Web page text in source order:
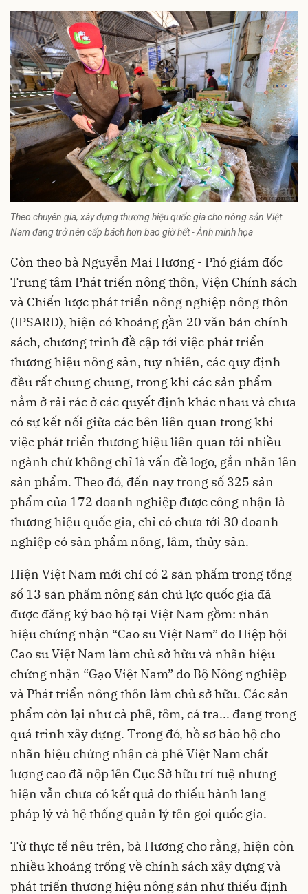
Theo chuyên gia, xây dựng thương hiệu quốc gia cho nông sản Việt
Nam đang trở nên cấp bách hơn bao giờ hết - Ảnh minh họa
Còn theo bà Nguyễn Mai Hương - Phó giám đốc
Trung tâm Phát triển nông thôn, Viện Chính sách
và Chiến lược phát triển nông nghiệp nông thôn
(IPSARD), hiện có khoảng gần 20 văn bản chính
sách, chương trình đề cập tới việc phát triển
thương hiệu nông sản, tuy nhiên, các quy định
đều rất chung chung, trong khi các sản phẩm
nằm ở rải rác ở các quyết định khác nhau và chưa
có sự kết nối giữa các bên liên quan trong khi
việc phát triển thương hiệu liên quan tới nhiều
ngành chứ không chỉ là vấn đề logo, gắn nhãn lên
sản phẩm. Theo đó, đến nay trong số 325 sản
phẩm của 172 doanh nghiệp được công nhận là
thương hiệu quốc gia, chỉ có chưa tới 30 doanh
nghiệp có sản phẩm nông, lâm, thủy sản.
Hiện Việt Nam mới chỉ có 2 sản phẩm trong tổng
số 13 sản phẩm nông sản chủ lực quốc gia đã
được đăng ký bảo hộ tại Việt Nam gồm: nhãn
hiệu chứng nhận “Cao su Việt Nam” do Hiệp hội
Cao su Việt Nam làm chủ sở hữu và nhãn hiệu
chứng nhận “Gạo Việt Nam” do Bộ Nông nghiệp
và Phát triển nông thôn làm chủ sở hữu. Các sản
phẩm còn lại như cà phê, tôm, cá tra... đang trong
quá trình xây dựng. Trong đó, hồ sơ bảo hộ cho
nhãn hiệu chứng nhận cà phê Việt Nam chất
lượng cao đã nộp lên Cục Sở hữu trí tuệ nhưng
hiện vẫn chưa có kết quả do thiếu hành lang
pháp lý và hệ thống quản lý tên gọi quốc gia.
Từ thực tế nêu trên, bà Hương cho rằng, hiện còn
nhiều khoảng trống về chính sách xây dựng và
phát triển thương hiệu nông sản như thiếu định